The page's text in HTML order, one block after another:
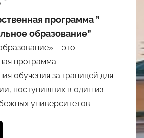
программа ”
образование”
– это
программа
обучения за границей для
поступивших в один из
университетов.